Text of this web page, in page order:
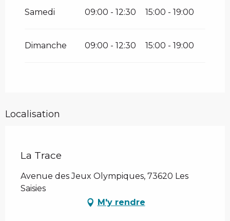
Samedi 09:00 - 12:30 15:00 - 19:00
Dimanche 09:00 - 12:30 15:00 - 19:00
Localisation
La Trace
Avenue des Jeux Olympiques, 73620 Les
Saisies
M'y rendre